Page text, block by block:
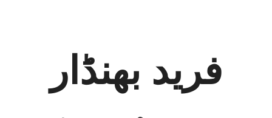
فرید بھنڈار